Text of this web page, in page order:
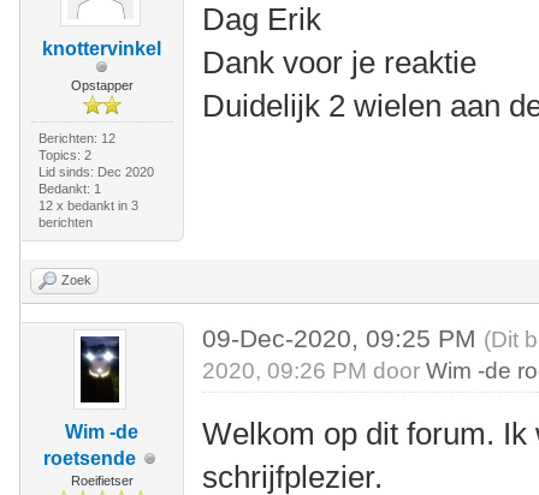
knottervinkel
Opstapper
Berichten: 12
Topics: 2
Lid sinds: Dec 2020
Bedankt: 1
12 x bedankt in 3
berichten
Dag Erik
Dank voor je reaktie
Duidelijk 2 wielen aan
Zoek
Wim -de
roetsende
Roeifietser
09-Dec-2020, 09:25 PM (Dit
2020, 09:26 PM doorWim -de
Welkom op dit forum.
schrijfplezier.